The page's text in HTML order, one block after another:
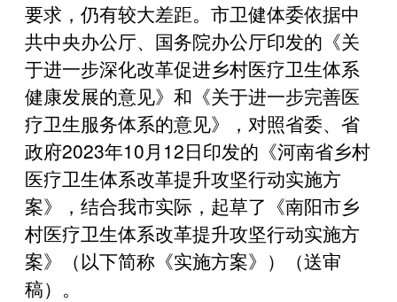
要求，仍有较大差距。市卫健体委依据中
共中央办公厅、国务院办公厅印发的《关
于进一步深化改革促进乡村医疗卫生体系
健康发展的意见》和《关于进一步完善医
疗卫生服务体系的意见》，对照省委、省
政府2023年10月12日印发的《河南省乡村
医疗卫生体系改革提升攻坚行动实施方
案》，结合我市实际，起草了《南阳市乡
村医疗卫生体系改革提升攻坚行动实施方
案》（以下简称《实施方案》）（送审
稿）。